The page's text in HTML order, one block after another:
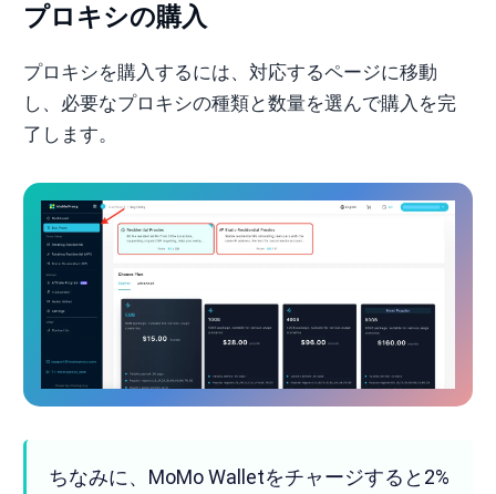
プロキシの購入
プロキシを購入するには、対応するページに移動
し、必要なプロキシの種類と数量を選んで購入を完
了します。
ちなみに、MoMo Walletをチャージすると2%